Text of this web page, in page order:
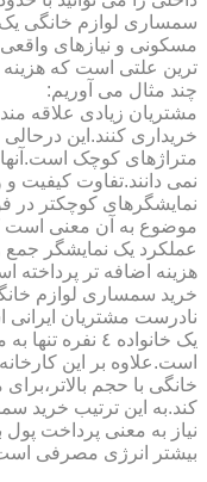
سمساری لوازم خانگی
مسکونی و نیازهای
ترین علتی است که هزینه
چند مثال می آوریم:
مشتریان زیادی علاقه
خریداری کنند.این
متراژهای کوچک است.آنها
نمی دانند.تفاوت کیفیت
نمایشگرهای کوچکتر در
موضوع به آن معنی است
عملکرد یک نمایشگر جمع
هزینه اضافه تر پرداخته
خرید سمساری لوازم
یک خانواده ٤
است.علاوه بر این
خانگی با حجم
کند.به این ترتیب خرید
نیاز به معنی پرداخت پول
بیشتر انرژی مصرفی